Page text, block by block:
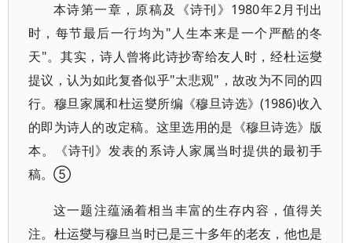
本诗第一章，原稿及《诗刊》1980年2月刊出
时，每节最后一行均为"人生本来是一个严酷的冬
天"。其实，诗人曾将此诗抄寄给友人时，经杜运燮
提议，认为如此复沓似乎"太悲观"，故改为不同的四
行。穆旦家属和杜运燮所编《穆旦诗选》(1986)收入
的即为诗人的改定稿。这里选用的是《穆旦诗选》版
本。《诗刊》发表的系诗人家属当时提供的最初手
稿。⑤
这一题注蕴涵着相当丰富的生存内容，值得关
注。杜运燮与穆旦当时已是三十多年的老友，他也是